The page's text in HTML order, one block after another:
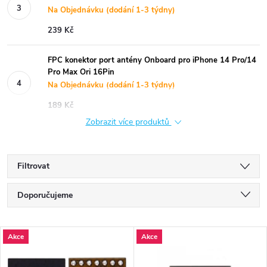
Na Objednávku (dodání 1-3 týdny)
239 Kč
FPC konektor port antény Onboard pro iPhone 14 Pro/14
Pro Max Ori 16Pin
Na Objednávku (dodání 1-3 týdny)
189 Kč
Zobrazit více produktů
Filtrovat
Ř
a
z
Doporučujeme
Nejdražší
V
Akce Akce